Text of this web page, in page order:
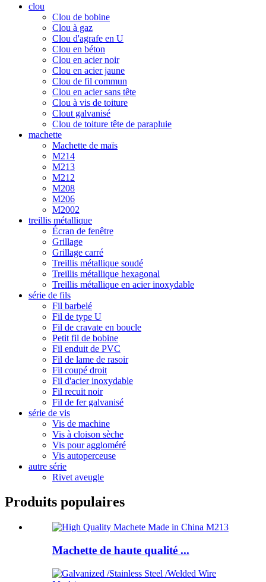
clou
Clou de bobine
Clou à gaz
Clou d'agrafe en U
Clou en béton
Clou en acier noir
Clou en acier jaune
Clou de fil commun
Clou en acier sans tête
Clou à vis de toiture
Clout galvanisé
Clou de toiture tête de parapluie
machette
Machette de maïs
M214
M213
M212
M208
M206
M2002
treillis métallique
Écran de fenêtre
Grillage
Grillage carré
Treillis métallique soudé
Treillis métallique hexagonal
Treillis métallique en acier inoxydable
série de fils
Fil barbelé
Fil de type U
Fil de cravate en boucle
Petit fil de bobine
Fil enduit de PVC
Fil de lame de rasoir
Fil coupé droit
Fil d'acier inoxydable
Fil recuit noir
Fil de fer galvanisé
série de vis
Vis de machine
Vis à cloison sèche
Vis pour aggloméré
Vis autoperceuse
autre série
Rivet aveugle
Produits populaires
Machette de haute qualité ...